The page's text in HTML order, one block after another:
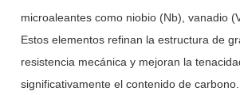
microaleantes como niobio (Nb), vanadio
Estos elementos refinan la estructura de
resistencia mecánica y mejoran la
significativamente el contenido de carbono.